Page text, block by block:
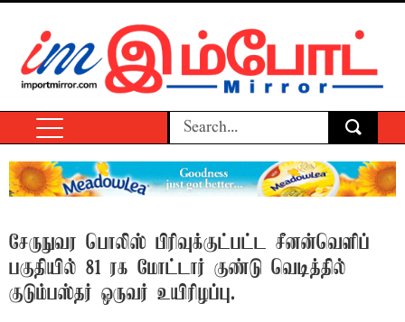
சேருநுவர பொலிஸ் பிரிவுக்குட்பட்ட சீனன்வெளிப்
பகுதியில் 81 ரக மோட்டார் குண்டு வெடித்தில்
குடும்பஸ்தர் ஒருவர் உயிரிழப்பு.